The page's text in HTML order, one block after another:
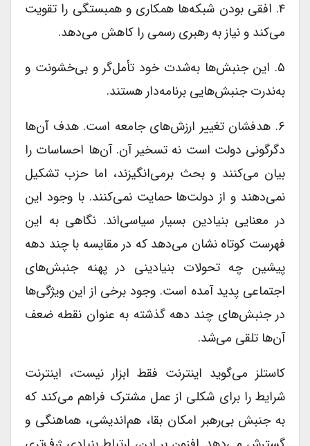
۴. افقی بودن شبکه‌ها همکاری و همبستگی را تقویت
می‌کند و نیاز به رهبری رسمی را کاهش می‌دهد.
۵. این جنبش‌ها به‌شدت خود تأمل‌گر و بی‌خشونت و
به‌ندرت جنبش‌هایی برنامه‌دار هستند.
۶. هدفشان تغییر ارزش‌های جامعه است. هدف آن‌ها
دگرگونی دولت است نه تسخیر آن. آن‌ها احساسات را
بیان می‌کنند و بحث برمی‌انگیزند، اما حزب تشکیل
نمی‌دهند و از دولت‌ها حمایت نمی‌کنند. با وجود این
در معنایی بنیادین بسیار سیاسی‌اند. نگاهی به این
فهرست کوتاه نشان می‌دهد که در مقایسه با چند دهه
پیشین چه تحولات بنیادینی در پهنه جنبش‌های
اجتماعی پدید آمده است. وجود برخی از این ویژگی‌ها
در جنبش‌های چند دهه گذشته به عنوان نقطه ضعف
آن‌ها تلقی می‌شد.
کاستلز می‌گوید اینترنت فقط ابزار نیست، اینترنت
شرایط را برای شکلی از عمل مشترک فراهم می‌کند که
به جنبش بی‌رهبر امکان بقا، هم‌اندیشی، هماهنگی و